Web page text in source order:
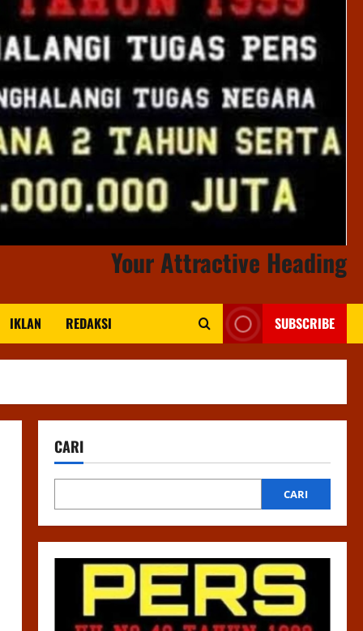
Your Attractive Heading
IKLAN REDAKSI SUBSCRIBE
CARI
CARI